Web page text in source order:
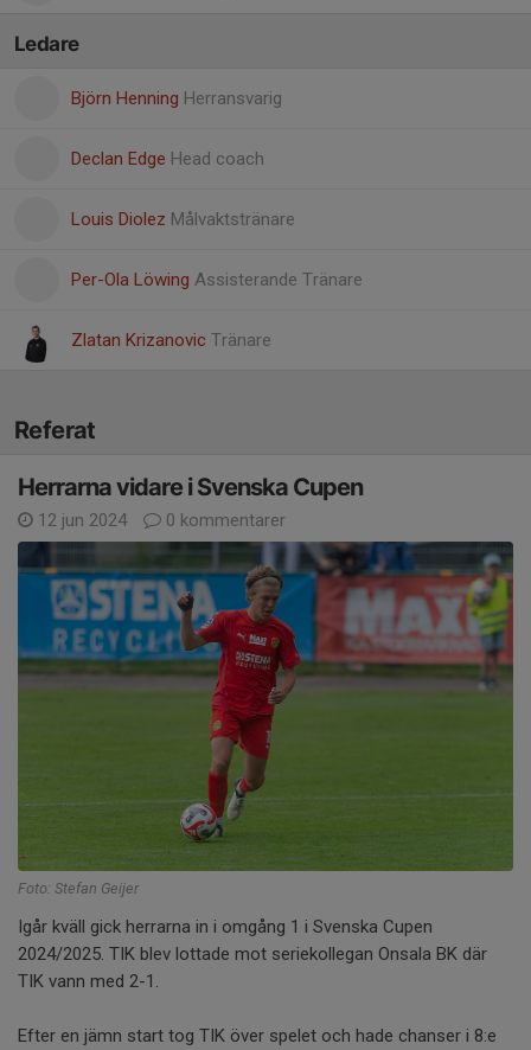
Ledare
Björn Henning Herransvarig
Declan Edge Head coach
Louis Diolez Målvaktstränare
Per-Ola Löwing Assisterande Tränare
Zlatan Krizanovic Tränare
Referat
Herrarna vidare i Svenska Cupen
12 jun 2024 0 kommentarer
Foto: Stefan Geijer
Igår kväll gick herrarna in i omgång 1 i Svenska Cupen
2024/2025. TIK blev lottade mot seriekollegan Onsala BK där
TIK vann med 2-1.
Efter en jämn start tog TIK över spelet och hade chanser i 8:e